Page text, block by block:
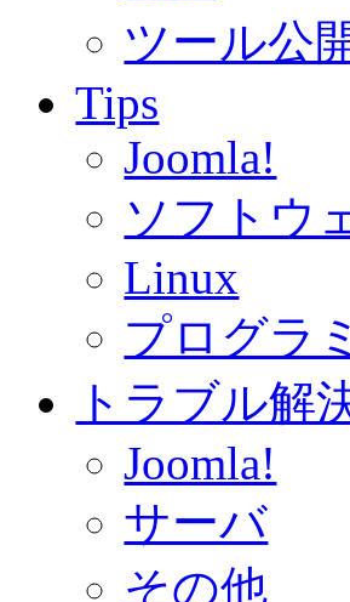
ツール公
Tips
Joomla!
ソフトウ
Linux
プログラ
トラブル解
Joomla!
サーバ
その他